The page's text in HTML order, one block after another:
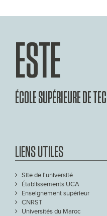
ESTE
ÉCOLE SUPÉRIEURE DE
LIENS UTILES
Site de l'université
Établissements UCA
Enseignement supérieur
CNRST
Universités du Maroc